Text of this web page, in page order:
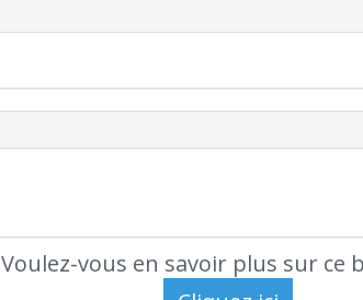
Voulez-vous en savoir plus sur ce